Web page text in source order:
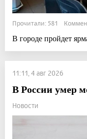
Прочитали: 581
В городе пройдет
11:11, 4 авг 2026
В России умер
Новости